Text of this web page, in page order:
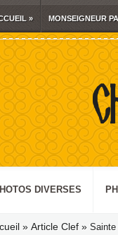
» MONSEIGNEUR
DIVERSES
» Article Clef » Sainte